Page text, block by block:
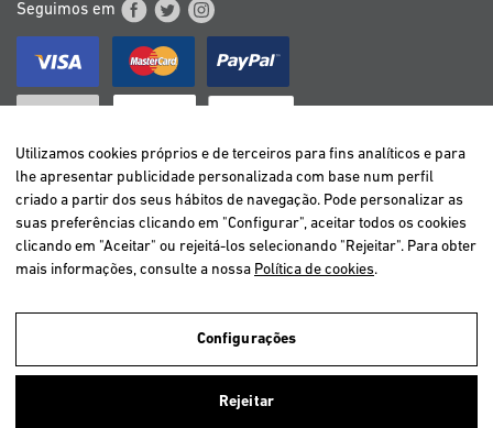
Utilizamos cookies próprios e de terceiros para analisar a navegação
Seguimos em
BELGIË / BELGIQUE
DEUTSCHLAND
ESPAÑA
ITALIA
NEDERLAND
ÖSTERREICH
Utilizamos cookies próprios e de terceiros para fins analíticos e para
lhe apresentar publicidade personalizada com base num perfil
criado a partir dos seus hábitos de navegação. Pode personalizar as
suas preferências clicando em "Configurar", aceitar todos os cookies
clicando em "Aceitar" ou rejeitá-los selecionando "Rejeitar". Para obter
mais informações, consulte a nossa Política de cookies.
Configurações
Rejeitar